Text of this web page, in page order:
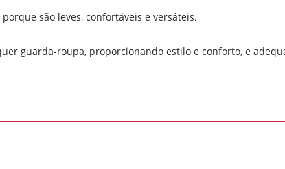
são leves, confortáveis ​​e versáteis.
guarda-roupa, proporcionando estilo e conforto, e